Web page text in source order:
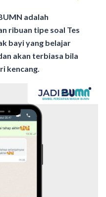
adalah
ribuan tipe soal Tes
bayi yang belajar
akan terbiasa bila
kencang.